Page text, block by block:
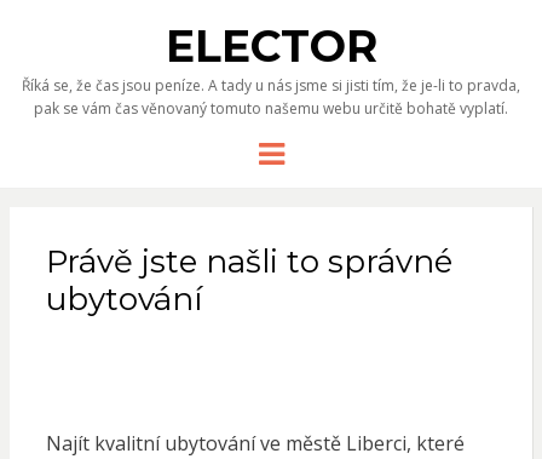
ELECTOR
Říká se, že čas jsou peníze. A tady u nás jsme si jisti tím, že je-li to pravda,
pak se vám čas věnovaný tomuto našemu webu určitě bohatě vyplatí.
Menu
Právě jste našli to správné
ubytování
Najít kvalitní ubytování ve městě Liberci, které